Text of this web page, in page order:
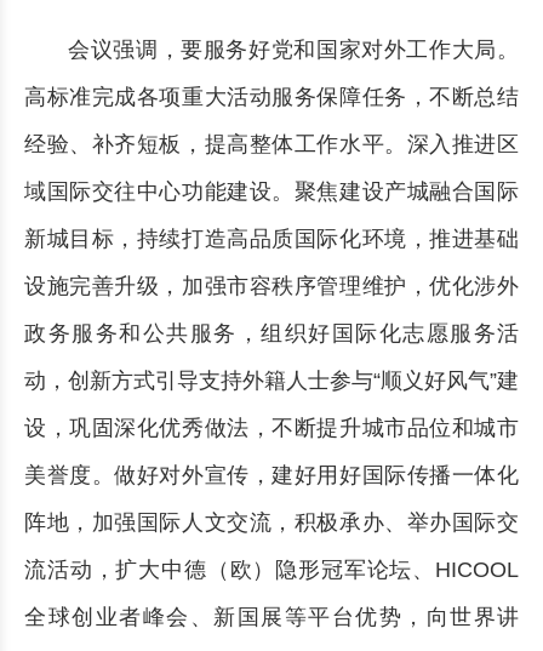
会议强调，要服务好党和国家对外工作大局。
高标准完成各项重大活动服务保障任务，不断总结
经验、补齐短板，提高整体工作水平。深入推进区
域国际交往中心功能建设。聚焦建设产城融合国际
新城目标，持续打造高品质国际化环境，推进基础
设施完善升级，加强市容秩序管理维护，优化涉外
政务服务和公共服务，组织好国际化志愿服务活
动，创新方式引导支持外籍人士参与“顺义好风气”建
设，巩固深化优秀做法，不断提升城市品位和城市
美誉度。做好对外宣传，建好用好国际传播一体化
阵地，加强国际人文交流，积极承办、举办国际交
流活动，扩大中德（欧）隐形冠军论坛、HICOOL
全球创业者峰会、新国展等平台优势，向世界讲